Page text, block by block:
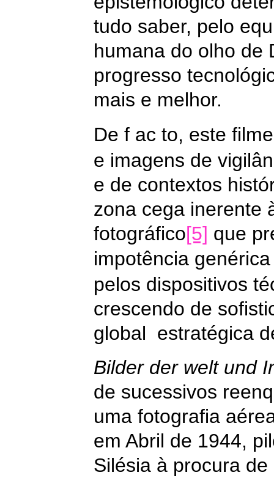
tudo saber, pelo
humana do olho de
progresso
mais e melhor.
De f ac to, este
e imagens de
e de contextos
zona cega inerente
fotográfico[5] que
impotência
pelos dispositivos
crescendo de
global estratégica
Bilder der welt und
de sucessivos
uma fotografia
em Abril de 1944,
Silésia à procura